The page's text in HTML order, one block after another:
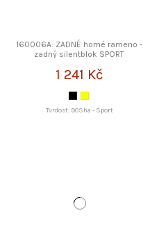
160006A: ZADNÉ horné rameno -
zadný silentblok SPORT
1 241 Kč
Tvrdost: 90Sha - Sport